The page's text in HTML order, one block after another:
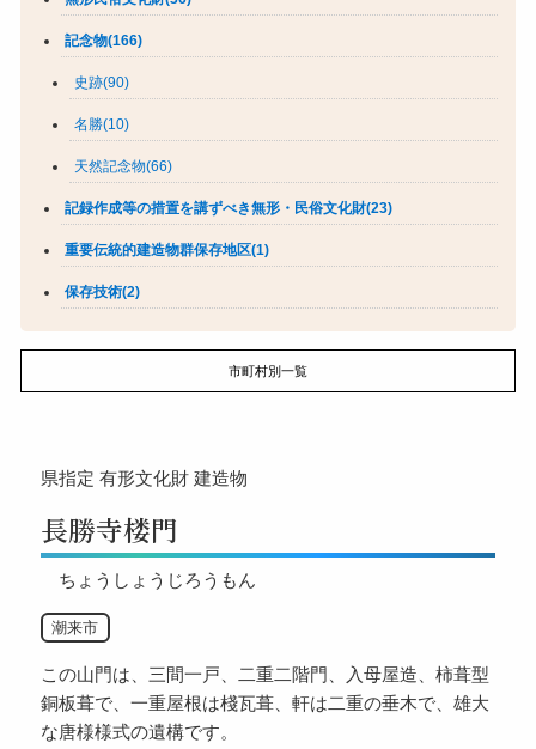
記念物(166)
史跡(90)
名勝(10)
天然記念物(66)
記録作成等の措置を講ずべき無形・民俗文化財(23)
重要伝統的建造物群保存地区(1)
保存技術(2)
市町村別一覧
県指定 有形文化財 建造物
長勝寺楼門
ちょうしょうじろうもん
潮来市
この山門は、三間一戸、二重二階門、入母屋造、柿葺型
銅板葺で、一重屋根は棧瓦葺、軒は二重の垂木で、雄大
な唐様様式の遺構です。